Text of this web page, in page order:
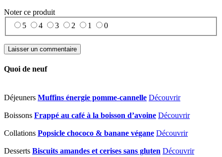
Noter ce produit
5
4 3 2 1 0
Quoi de neuf
Déjeuners Muffins énergie pomme-cannelle Découvrir
Boissons Frappé au café à la boisson d’avoine Découvrir
Collations Popsicle chococo & banane végane Découvrir
Desserts Biscuits amandes et cerises sans gluten Découvrir